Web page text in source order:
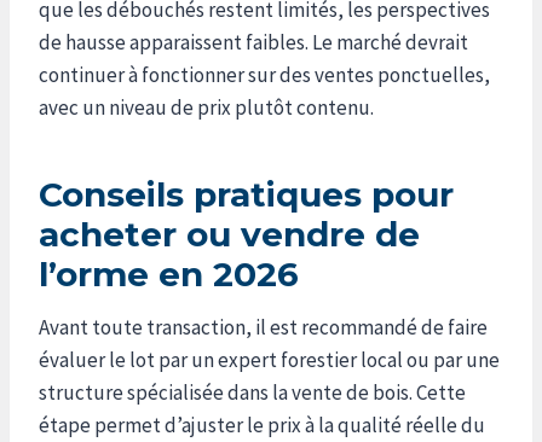
que les débouchés restent limités, les perspectives
de hausse apparaissent faibles. Le marché devrait
continuer à fonctionner sur des ventes ponctuelles,
avec un niveau de prix plutôt contenu.
Conseils pratiques pour
acheter ou vendre de
l’orme en 2026
Avant toute transaction, il est recommandé de faire
évaluer le lot par un expert forestier local ou par une
structure spécialisée dans la vente de bois. Cette
étape permet d’ajuster le prix à la qualité réelle du